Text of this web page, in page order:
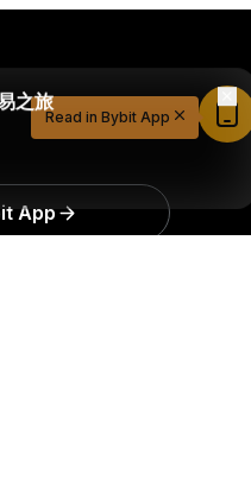
App
之旅
Read in Bybit App